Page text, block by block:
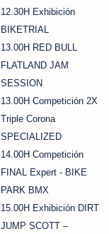
12.30H Exhibición
BIKETRIAL
13.00H RED BULL
FLATLAND JAM
SESSION
13.00H Competición 2X
Triple Corona
SPECIALIZED
14.00H Competición
FINAL Expert - BIKE
PARK BMX
15.00H Exhibición DIRT
JUMP SCOTT –